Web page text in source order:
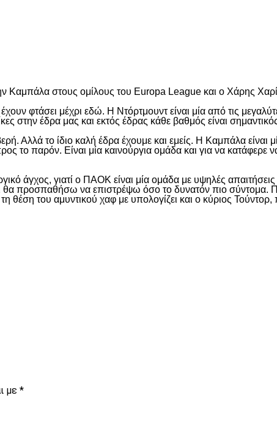
στους ομίλους του Europa League και ο Χάρης
φτάσει μέχρι εδώ. Η Ντόρτμουντ είναι μία από τις
στην έδρα μας και εκτός έδρας κάθε βαθμός είναι
Αλλά το ίδιο καλή έδρα έχουμε και εμείς. Η Καμπάλα είναι
το παρόν. Είναι μία καινούργια ομάδα και για να κατάφερε
άγχος, γιατί ο ΠΑΟΚ είναι μία ομάδα με υψηλές
θα προσπαθήσω να επιστρέψω όσο το δυνατόν πιο σύντομα.
του αμυντικού χαφ με υπολογίζει και ο κύριος Τούντορ,
με *